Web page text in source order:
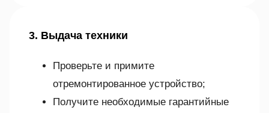
3. Выдача техники
Проверьте и примите
отремонтированное устройство;
Получите необходимые гарантийные